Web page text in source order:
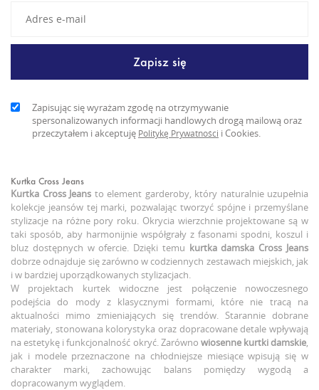
Zapisując się wyrażam zgodę na otrzymywanie
spersonalizowanych informacji handlowych drogą mailową oraz
przeczytałem i akceptuję Politykę Prywatności i Cookies.
Kurtka Cross Jeans
Kurtka Cross Jeans to element garderoby, który naturalnie uzupełnia
kolekcje jeansów tej marki, pozwalając tworzyć spójne i przemyślane
stylizacje na różne pory roku. Okrycia wierzchnie projektowane są w
taki sposób, aby harmonijnie współgrały z fasonami spodni, koszul i
bluz dostępnych w ofercie. Dzięki temu kurtka damska Cross Jeans
dobrze odnajduje się zarówno w codziennych zestawach miejskich, jak
i w bardziej uporządkowanych stylizacjach.
W projektach kurtek widoczne jest połączenie nowoczesnego
podejścia do mody z klasycznymi formami, które nie tracą na
aktualności mimo zmieniających się trendów. Starannie dobrane
materiały, stonowana kolorystyka oraz dopracowane detale wpływają
na estetykę i funkcjonalność okryć. Zarówno wiosenne kurtki damskie,
jak i modele przeznaczone na chłodniejsze miesiące wpisują się w
charakter marki, zachowując balans pomiędzy wygodą a
dopracowanym wyglądem.